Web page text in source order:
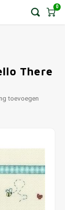
0
There
toevoegen